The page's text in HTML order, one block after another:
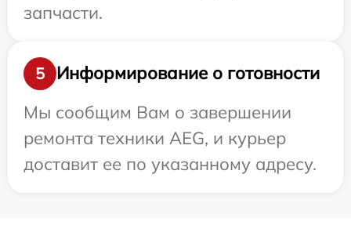
запчасти.
5
Информирование о готовности
Мы сообщим Вам о завершении
ремонта техники AEG, и курьер
доставит ее по указанному адресу.